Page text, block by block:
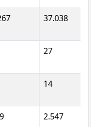
37.038
27
14
2.547